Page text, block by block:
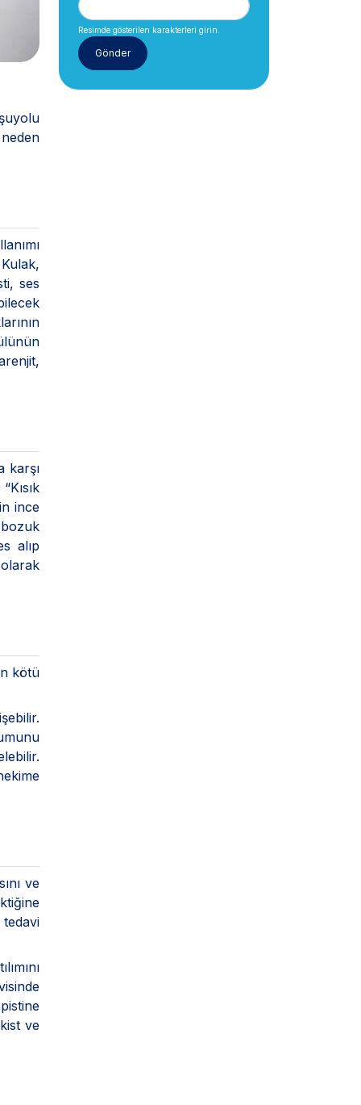
ses
karşı
ince
alıp
kötü
ve
ve
Resimde gösterilen karakterleri girin.